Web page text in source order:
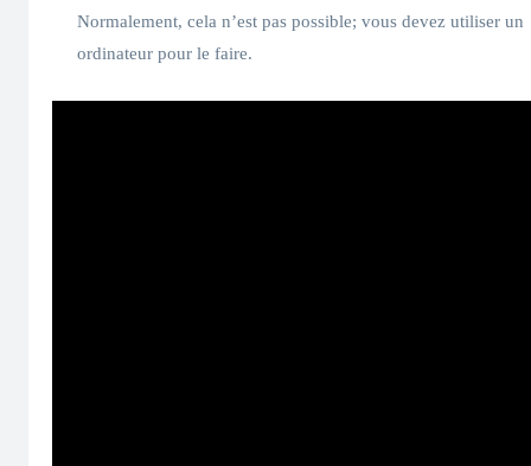
Normalement, cela n’est pas possible; vous devez utiliser un
ordinateur pour le faire.